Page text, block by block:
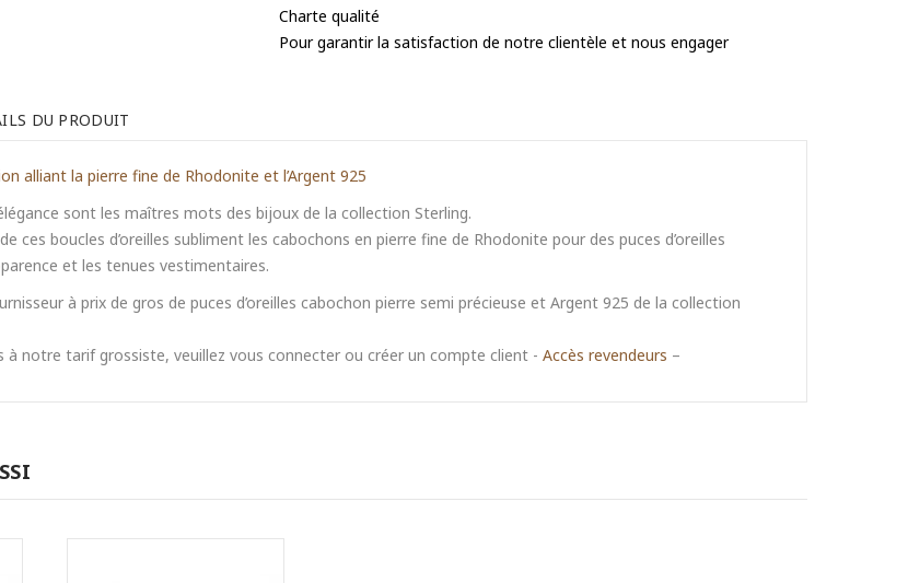
Charte qualité
Pour garantir la satisfaction de notre clientèle et nous engager
DU PRODUIT
alliant la pierre fine de Rhodonite et l’Argent 925
sont les maîtres mots des bijoux de la collection Sterling.
ces boucles d’oreilles subliment les cabochons en pierre fine de Rhodonite pour des puces d’oreilles
et les tenues vestimentaires.
à prix de gros de puces d’oreilles cabochon pierre semi précieuse et Argent 925 de la collection
à notre tarif grossiste, veuillez vous connecter ou créer un compte client - Accès revendeurs –